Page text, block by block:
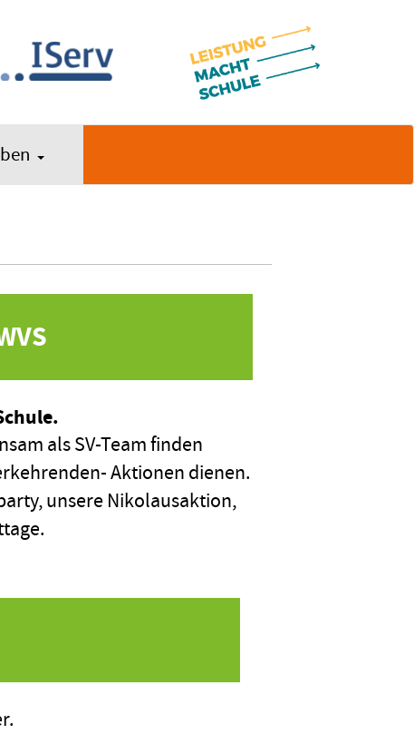
als SV-Team finden
Aktionen dienen.
unsere Nikolausaktion,